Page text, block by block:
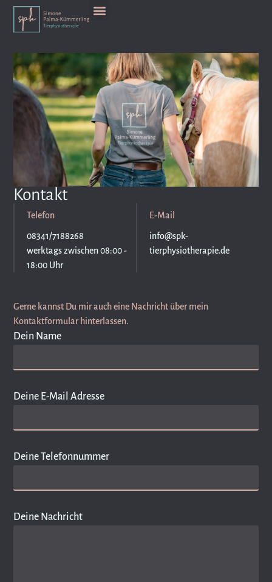
Kontakt
Telefon
08341/7188268
werktags zwischen 08:00 -
18:00 Uhr
E-Mail
info@spk-
tierphysiotherapie.de
Gerne kannst Du mir auch eine Nachricht über mein
Kontaktformular hinterlassen.
Dein Name
Deine E-Mail Adresse
Deine Telefonnummer
Deine Nachricht